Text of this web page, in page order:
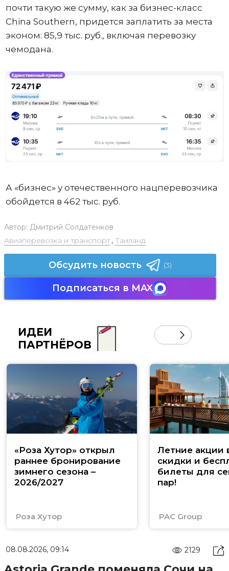
почти такую же сумму, как за бизнес-класс
China Southern, придется заплатить за места
эконом: 85,9 тыс. руб., включая перевозку
чемодана.
А «бизнес» у отечественного нацперевозчика
обойдется в 462 тыс. руб.
Автор: Дмитрий Солдатенков
Авиаперевозка и транспорт, Таиланд
Обсудить новость (3)
Подписаться в MAX
ИДЕИ
ПАРТНЁРОВ
«Роза Хутор» открыл
раннее бронирование
зимнего сезона –
2026/2027
Роза Хутор
Летние акции
скидки и
билеты для
пар!
PAC Group
08.08.2026, 09:14 2129